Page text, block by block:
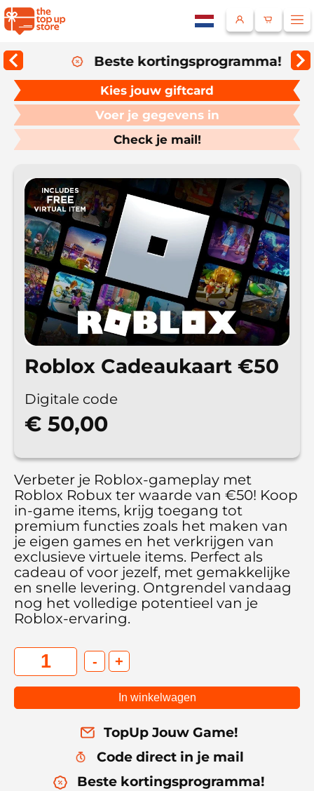
Selecteer een taal
Beste kortingsprogramma!
Kies jouw giftcard
Voer je gegevens in
Check je mail!
Roblox Cadeaukaart €‎50
Digitale code
€ 50,00
Verbeter je Roblox-gameplay met
Roblox Robux ter waarde van €‎50! Koop
in-game items, krijg toegang tot
premium functies zoals het maken van
je eigen games en het verkrijgen van
exclusieve virtuele items. Perfect als
cadeau of voor jezelf, met gemakkelijke
en snelle levering. Ontgrendel vandaag
nog het volledige potentieel van je
Roblox-ervaring.
- +
In winkelwagen
TopUp Jouw Game!
Code direct in je mail
Beste kortingsprogramma!